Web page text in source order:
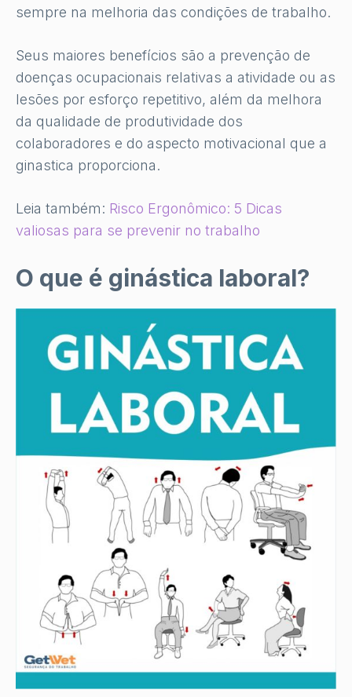
sempre na melhoria das condições de trabalho.
Seus maiores benefícios são a prevenção de
doenças ocupacionais relativas a atividade ou as
lesões por esforço repetitivo, além da melhora
da qualidade de produtividade dos
colaboradores e do aspecto motivacional que a
ginastica proporciona.
Leia também: Risco Ergonômico: 5 Dicas
valiosas para se prevenir no trabalho
O que é ginástica laboral?